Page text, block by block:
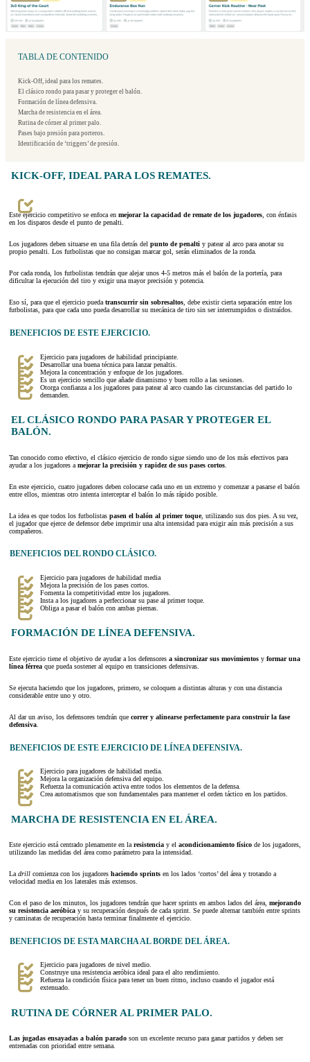
TABLA DE CONTENIDO
Kick-Off, ideal para los remates.
El clásico rondo para pasar y proteger el balón.
Formación de línea defensiva.
Marcha de resistencia en el área.
Rutina de córner al primer palo.
Pases bajo presión para porteros.
Identificación de ‘triggers’ de presión.
KICK-OFF, IDEAL PARA LOS REMATES.
Este ejercicio competitivo se enfoca en mejorar la capacidad de remate de los jugadores, con énfasis
en los disparos desde el punto de penalti.
Los jugadores deben situarse en una fila detrás del punto de penalti y patear al arco para anotar su
propio penalti. Los futbolistas que no consigan marcar gol, serán eliminados de la ronda.
Por cada ronda, los futbolistas tendrán que alejar unos 4-5 metros más el balón de la portería, para
dificultar la ejecución del tiro y exigir una mayor precisión y potencia.
Eso sí, para que el ejercicio puedatranscurrir sin sobresaltos, debe existir cierta separación entre los
futbolistas, para que cada uno pueda desarrollar su mecánica de tiro sin ser interrumpidos o distraídos.
BENEFICIOS DE ESTE EJERCICIO.
Ejercicio para jugadores de habilidad principiante.
Desarrollar una buena técnica para lanzar penaltis.
Mejora la concentración y enfoque de los jugadores.
Es un ejercicio sencillo que añade dinamismo y buen rollo a las sesiones.
Otorga confianza a los jugadores para patear al arco cuando las circunstancias del partido lo
demanden.
EL CLÁSICO RONDO PARA PASAR Y PROTEGER EL
BALÓN.
Tan conocido como efectivo, el clásico ejercicio de rondo sigue siendo uno de los más efectivos para
ayudar a los jugadores a mejorar la precisión y rapidez de sus pases cortos
En este ejercicio, cuatro jugadores deben colocarse cada uno en un extremo y comenzar a pasarse el balón
entre ellos, mientras otro intenta interceptar el balón lo más rápido posible.
La idea es que todos los futbolistas pasen el balón al primer toque, utilizando sus dos pies. A su vez,
el jugador que ejerce de defensor debe imprimir una alta intensidad para exigir aún más precisión a sus
compañeros.
BENEFICIOS DEL RONDO CLÁSICO.
Ejercicio para jugadores de habilidad media
Mejora la precisión de los pases cortos.
Fomenta la competitividad entre los jugadores.
Insta a los jugadores a perfeccionar su pase al primer toque.
Obliga a pasar el balón con ambas piernas.
FORMACIÓN DE LÍNEA DEFENSIVA.
Este ejercicio tiene el objetivo de ayudar a los defensores a sincronizar sus movimientos y formar una
línea férrea que pueda sostener al equipo en transiciones defensivas.
Se ejecuta haciendo que los jugadores, primero, se coloquen a distintas alturas y con una distancia
considerable entre uno y otro.
Al dar un aviso, los defensores tendrán que correr y alinearse perfectamente para construir la fase
defensiva
BENEFICIOS DE ESTE EJERCICIO DE LÍNEA DEFENSIVA.
Ejercicio para jugadores de habilidad media.
Mejora la organización defensiva del equipo.
Refuerza la comunicación activa entre todos los elementos de la defensa.
Crea automatismos que son fundamentales para mantener el orden táctico en los partidos.
MARCHA DE RESISTENCIA EN EL ÁREA.
Este ejercicio está centrado plenamente en la resistencia y el acondicionamiento físico de los jugadores,
utilizando las medidas del área como parámetro para la intensidad.
La drill comienza con los jugadores haciendo sprints en los lados ‘cortos’ del área y trotando a
velocidad media en los laterales más extensos.
Con el paso de los minutos, los jugadores tendrán que hacer sprints en ambos lados del área, mejorando
su resistencia aeróbica y su recuperación después de cada sprint. Se puede alternar también entre sprints
y caminatas de recuperación hasta terminar finalmente el ejercicio.
BENEFICIOS DE ESTA MARCHA AL BORDE DEL ÁREA.
Ejercicio para jugadores de nivel medio.
Construye una resistencia aeróbica ideal para el alto rendimiento.
Refuerza la condición física para tener un buen ritmo, incluso cuando el jugador está
extenuado.
RUTINA DE CÓRNER AL PRIMER PALO.
Las jugadas ensayadas a balón parado son un excelente recurso para ganar partidos y deben ser
entrenadas con prioridad entre semana.